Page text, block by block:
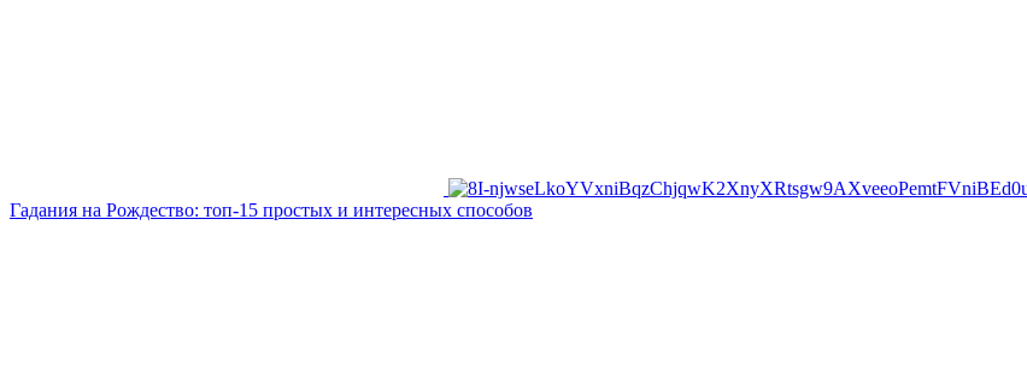
Гадания на Рождество: топ-15 простых и интересных способов